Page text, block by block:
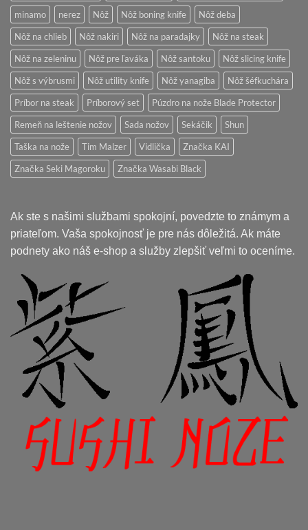
minamo
nerez Nôž Nôž boning knife
Nôž deba
Nôž na chlieb
Nôž nakiri Nôž na paradajky
Nôž na steak
Nôž na zeleninu
Nôž pre ľaváka Nôž santoku
Nôž slicing knife
Nôž s výbrusmi
Nôž utility knife Nôž yanagiba
Nôž šéfkuchára
Príbor na steak
Príborový set
Púzdro na nože Blade Protector
Remeň na leštenie nožov
Sada nožov Sekáčik
Shun
Taška na nože
Tim Malzer Vidlička
Značka KAI
Značka Seki Magoroku
Značka Wasabi Black
Ak ste s našimi službami spokojní, povedzte to známym a
priateľom. Vaša spokojnosť je pre nás dôležitá. Ak máte
podnety ako náš e-shop a služby zlepšiť veľmi to oceníme.